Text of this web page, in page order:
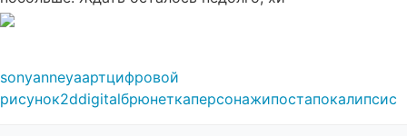
sonyanneyaартцифровой
рисунок2ddigitalбрюнеткаперсонажипостапокалипсис